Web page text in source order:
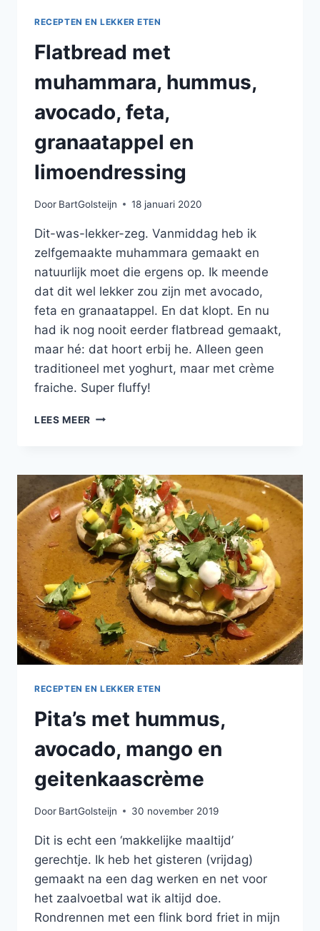
RECEPTEN EN LEKKER ETEN
Flatbread met
muhammara, hummus,
avocado, feta,
granaatappel en
limoendressing
Door BartGolsteijn 18 januari 2020
Dit-was-lekker-zeg. Vanmiddag heb ik
zelfgemaakte muhammara gemaakt en
natuurlijk moet die ergens op. Ik meende
dat dit wel lekker zou zijn met avocado,
feta en granaatappel. En dat klopt. En nu
had ik nog nooit eerder flatbread gemaakt,
maar hé: dat hoort erbij he. Alleen geen
traditioneel met yoghurt, maar met crème
fraiche. Super fluffy!
LEES MEER FLATBREAD
AVOCADO,
FETA,
GRANAATAPPEL
EN
LIMOENDRESSING
RECEPTEN EN LEKKER ETEN
Pita’s met hummus,
avocado, mango en
geitenkaascrème
Door BartGolsteijn 30 november 2019
Dit is echt een ‘makkelijke maaltijd’
gerechtje. Ik heb het gisteren (vrijdag)
gemaakt na een dag werken en net voor
het zaalvoetbal wat ik altijd doe.
Rondrennen met een flink bord friet in mijn